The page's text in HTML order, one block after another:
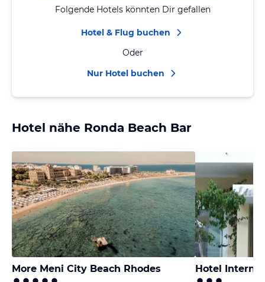
Folgende Hotels könnten Dir gefallen
Hotel & Flug buchen
Oder
Nur Hotel buchen
Hotel nähe Ronda Beach Bar
More Meni City Beach Rhodes Hotel